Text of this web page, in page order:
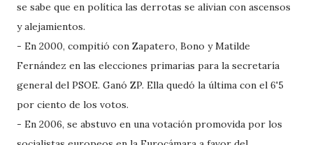
se sabe que en política las derrotas se alivian con ascensos
y alejamientos.
- En 2000, compitió con Zapatero, Bono y Matilde
Fernández en las elecciones primarias para la secretaría
general del PSOE. Ganó ZP. Ella quedó la última con el 6'5
por ciento de los votos.
- En 2006, se abstuvo en una votación promovida por los